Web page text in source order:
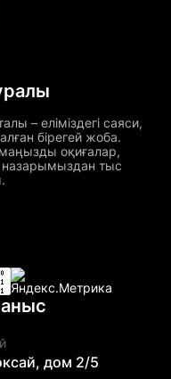
– еліміздегі саяси,
бірегей жоба.
маңызды оқиғалар,
назарымыздан тыс
дом 2/5